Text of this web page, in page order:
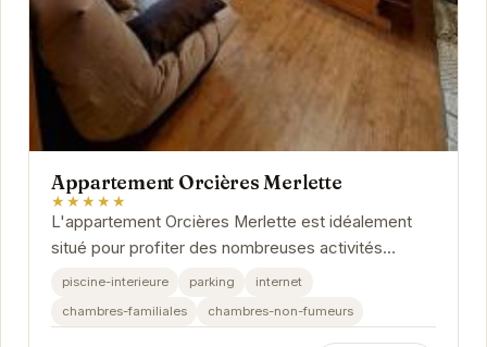
Appartement Orcières Merlette
★★★★★
L'appartement Orcières Merlette est idéalement
situé pour profiter des nombreuses activités
qu'offre la région. Que vous soyez amateur de
piscine-interieure parking
internet
chambres-familiales
chambres-non-fumeurs